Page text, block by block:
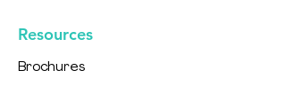
Resources
Brochures